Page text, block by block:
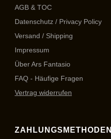
AGB & TOC
Datenschutz / Privacy Policy
Versand / Shipping
Impressum
Über Ars Fantasio
FAQ - Häufige Fragen
Vertrag widerrufen
ZAHLUNGSMETHODEN